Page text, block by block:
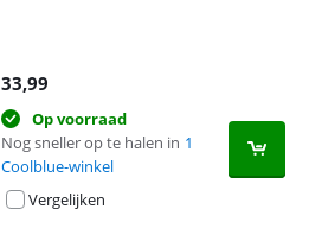
33,99
Op voorraad
Nog sneller op te halen in 1
Coolblue-winkel
Vergelijken